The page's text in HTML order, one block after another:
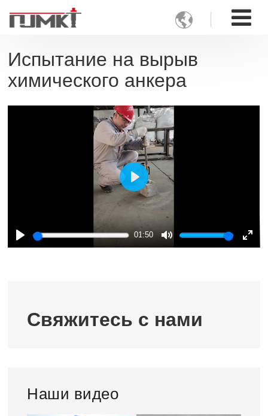

Испытание на вырыв
химического анкера
Play
01:50
Mute
Play
Свяжитесь с нами
Наши видео